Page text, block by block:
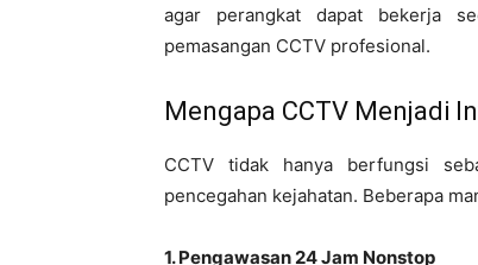
agar perangkat dapat bekerja
pemasangan CCTV profesional.
Mengapa CCTV Menjadi
CCTV tidak hanya berfungsi
pencegahan kejahatan. Beberapa
1. Pengawasan 24 Jam Nonstop